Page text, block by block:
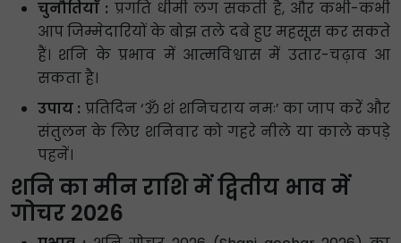
चुनौतियाँ : प्रगति धीमी लग सकती है, और कभी-कभी
आप जिम्मेदारियों के बोझ तले दबे हुए महसूस कर सकते
हैं। शनि के प्रभाव में आत्मविश्वास में उतार-चढ़ाव आ
सकता है।
उपाय : प्रतिदिन ‘ॐ शं शनिचराय नमः’ का जाप करें और
संतुलन के लिए शनिवार को गहरे नीले या काले कपड़े
पहनें।
शनि का मीन राशि में द्वितीय भाव में
गोचर 2026